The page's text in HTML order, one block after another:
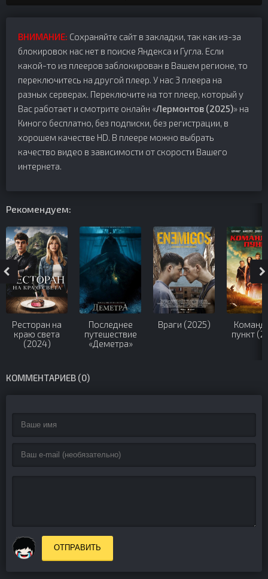
ВНИМАНИЕ: Сохраняйте сайт в закладки, так как из-за
блокировок нас нет в поиске Яндекса и Гугла. Если
какой-то из плееров заблокирован в Вашем регионе, то
переключитесь на другой плеер. У нас 3 плеера на
разных серверах. Переключите на тот плеер, который у
Вас работает и смотрите онлайн «Лермонтов (2025)» на
Киного бесплатно, без подписки, без регистрации, в
хорошем качестве HD. В плеере можно выбрать
качество видео в зависимости от скорости Вашего
интернета.
Рекомендуем:
Ресторан на
краю света
(2024)
Последнее
путешествие
«Деметра»
Враги (2025)
пункт
КОММЕНТАРИЕВ (0)
ОТПРАВИТЬ